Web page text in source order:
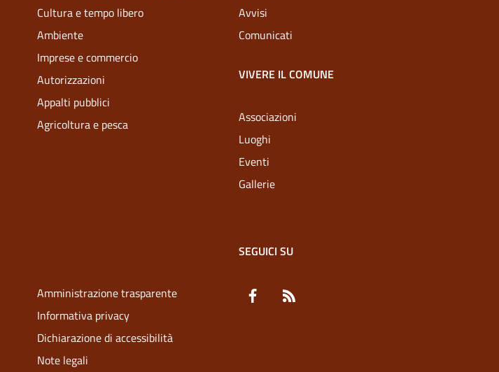
Cultura e tempo libero
Ambiente
Imprese e commercio
Autorizzazioni
Appalti pubblici
Agricoltura e pesca
Avvisi
Comunicati
VIVERE IL COMUNE
Associazioni
Luoghi
Eventi
Gallerie
Amministrazione trasparente
Informativa privacy
Dichiarazione di accessibilità
Note legali
SEGUICI SU
Facebook